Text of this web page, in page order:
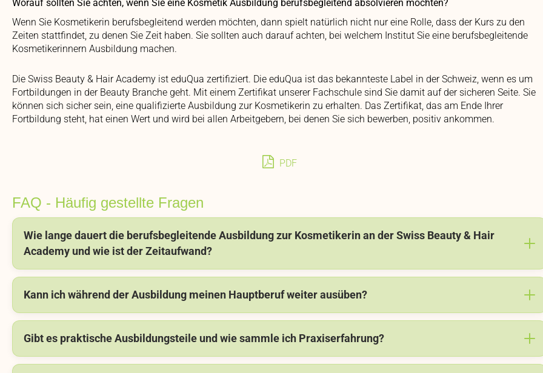
Worauf sollten Sie achten, wenn Sie eine Kosmetik Ausbildung berufsbegleitend absolvieren möchten?
Wenn Sie Kosmetikerin berufsbegleitend werden möchten, dann spielt natürlich nicht nur eine Rolle, dass der Kurs zu den
Zeiten stattfindet, zu denen Sie Zeit haben. Sie sollten auch darauf achten, bei welchem Institut Sie eine berufsbegleitende
Kosmetikerinnern Ausbildung machen.
Die Swiss Beauty & Hair Academy ist eduQua zertifiziert. Die eduQua ist das bekannteste Label in der Schweiz, wenn es um
Fortbildungen in der Beauty Branche geht. Mit einem Zertifikat unserer Fachschule sind Sie damit auf der sicheren Seite. Sie
können sich sicher sein, eine qualifizierte Ausbildung zur Kosmetikerin zu erhalten. Das Zertifikat, das am Ende Ihrer
Fortbildung steht, hat einen Wert und wird bei allen Arbeitgebern, bei denen Sie sich bewerben, positiv ankommen.
PDF
FAQ - Häufig gestellte Fragen
Wie lange dauert die berufsbegleitende Ausbildung zur Kosmetikerin an der Swiss Beauty & Hair
Academy und wie ist der Zeitaufwand?
Kann ich während der Ausbildung meinen Hauptberuf weiter ausüben?
Gibt es praktische Ausbildungsteile und wie sammle ich Praxiserfahrung?